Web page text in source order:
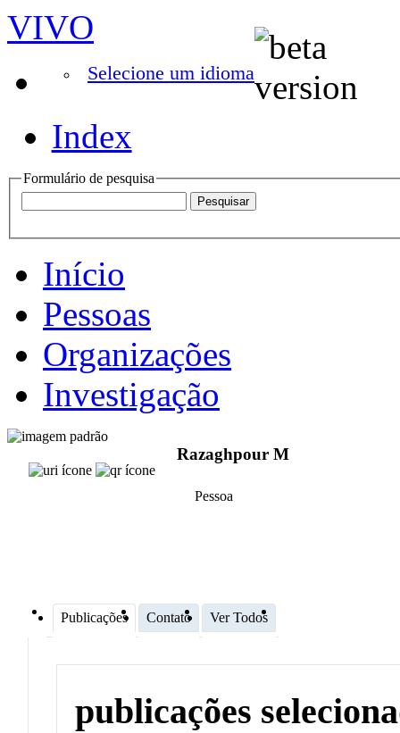
VIVO
Selecione um idioma
Index
Formulário de pesquisa
Início
Pessoas
Organizações
Investigação
Razaghpour M
Pessoa
Publicações Contato Ver Todos
publicações